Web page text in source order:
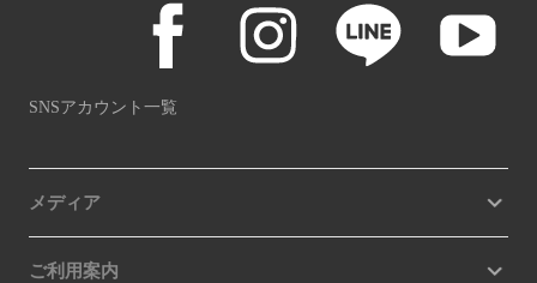
SNSアカウント一覧
メディア
ご利用案内